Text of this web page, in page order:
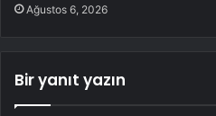
Ağustos 6, 2026
Bir yanıt yazın